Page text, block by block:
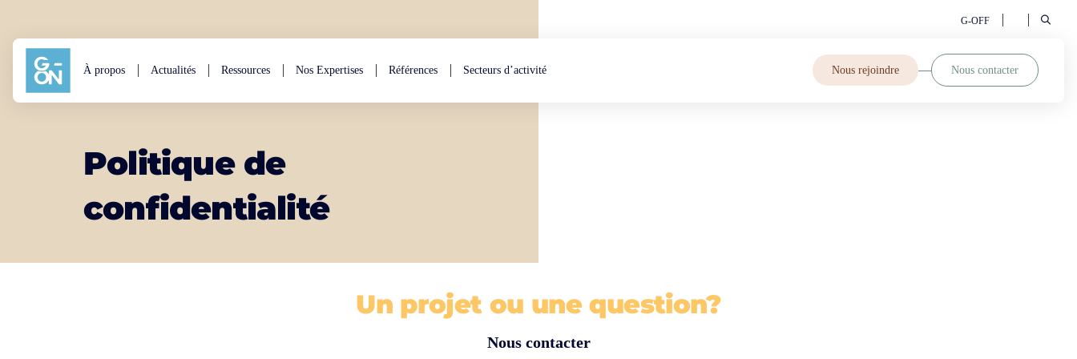
À propos Actualités Ressources Nos Expertises Références Secteurs d’activité Nous rejoindre Nous contacter
G-OFF
Politique de
confidentialité
Un projet ou une question?
Nous contacter